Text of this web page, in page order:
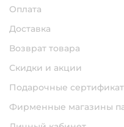
Оплата
Доставка
Возврат товара
Скидки и акции
Подарочные
Фирменные магазины